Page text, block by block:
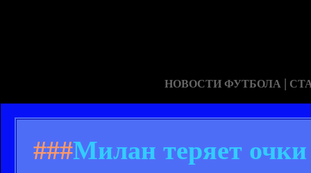
НОВОСТИ ФУТБОЛА |
###Милан теряет очки